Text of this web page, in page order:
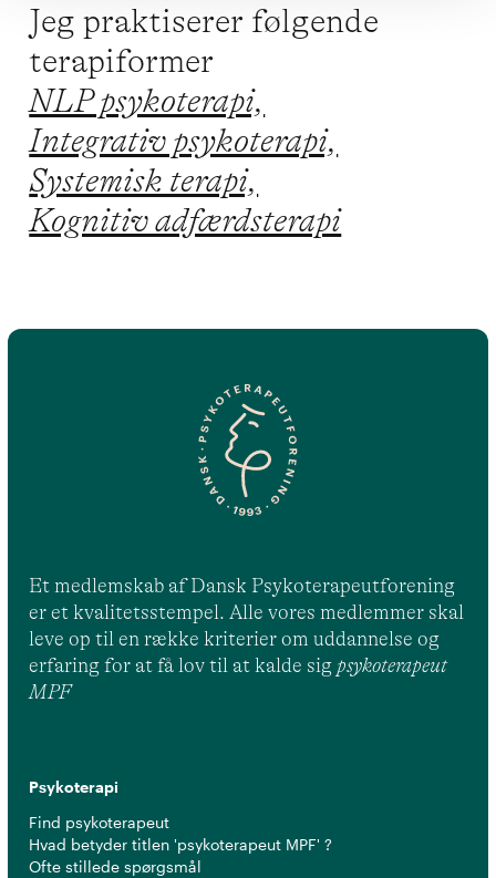
Jeg praktiserer følgende
terapiformer
NLP psykoterapi,
Integrativ psykoterapi,
Systemisk terapi,
Kognitiv adfærdsterapi
Et medlemskab af Dansk Psykoterapeutforening
er et kvalitetsstempel. Alle vores medlemmer skal
leve op til en række kriterier om uddannelse og
erfaring for at få lov til at kalde sig psykoterapeut
MPF
Psykoterapi
Find psykoterapeut
Hvad betyder titlen 'psykoterapeut MPF' ?
Ofte stillede spørgsmål